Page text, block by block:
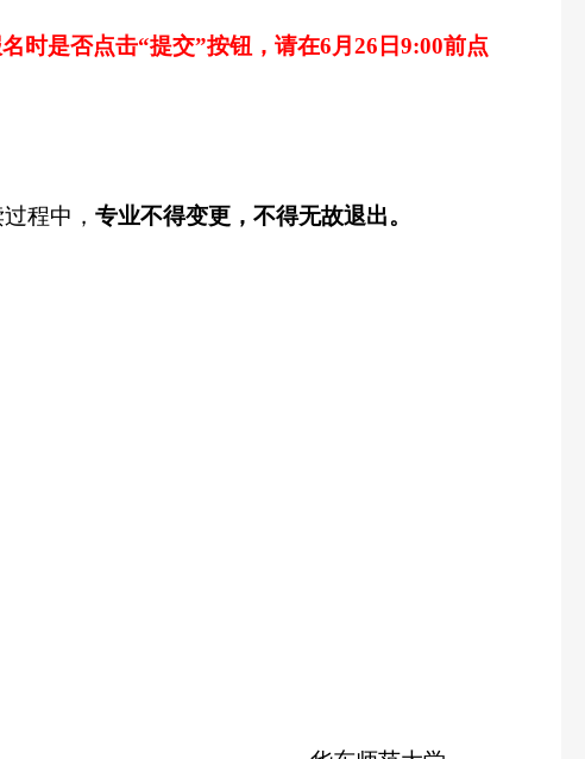
时是否点击“提交”按钮，请在6月 26 日9:00前点
程中， 专业不得变更，不得无故退出。